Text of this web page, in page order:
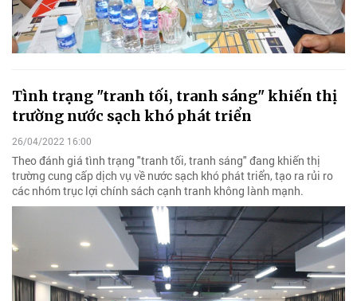
Tình trạng "tranh tối, tranh sáng" khiến thị
trường nước sạch khó phát triển
26/04/2022 16:00
Theo đánh giá tình trạng "tranh tối, tranh sáng" đang khiến thị
trường cung cấp dịch vụ về nước sạch khó phát triển, tạo ra rủi ro
các nhóm trục lợi chính sách cạnh tranh không lành mạnh.